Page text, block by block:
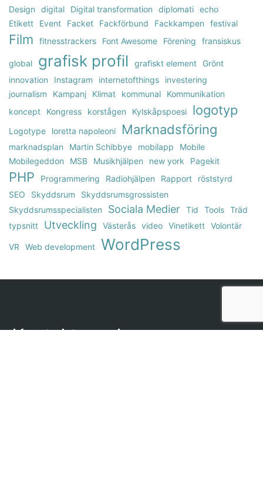
Design
digital Digital transformation diplomati echo
Etikett
Event Facket Fackförbund Fackkampen festival
Film fitnesstrackers Font Awesome Förening fransiskus
global grafisk profil grafiskt element
Grönt
innovation
Instagram internetofthings
investering
journalism
Kampanj Klimat kommunal
Kommunikation
koncept
Kongress korstågen Kylskåpspoesi logotyp
Logotype loretta napoleoni Marknadsföring
marknadsplan Martin Schibbye mobilapp
Mobile
Mobilegeddon
MSB Musikhjälpen new york Pagekit
PHP Programmering Radiohjälpen Rapport
röststyrd
SEO
Skyddsrum
Skyddsrumsgrossisten
Skyddsrumsspecialisten
Sociala Medier Tid Tools Träd
typsnitt
Utveckling Västerås video Vinetikett Volontär
VR Web development WordPress
Kontakta oss!